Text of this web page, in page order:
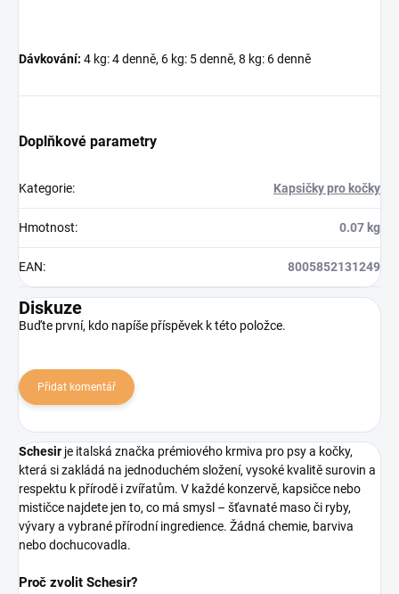
Dávkování: 4 kg: 4 denně, 6 kg: 5 denně, 8 kg: 6 denně
Doplňkové parametry
Kategorie: Kapsičky pro kočky
Hmotnost: 0.07 kg
EAN: 8005852131249
Diskuze
Buďte první, kdo napíše příspěvek k této položce.
Přidat komentář
Schesir je italská značka prémiového krmiva pro psy a kočky,
která si zakládá na jednoduchém složení, vysoké kvalitě surovin a
respektu k přírodě i zvířatům. V každé konzervě, kapsičce nebo
mističce najdete jen to, co má smysl – šťavnaté maso či ryby,
vývary a vybrané přírodní ingredience. Žádná chemie, barviva
nebo dochucovadla.
Proč zvolit Schesir?